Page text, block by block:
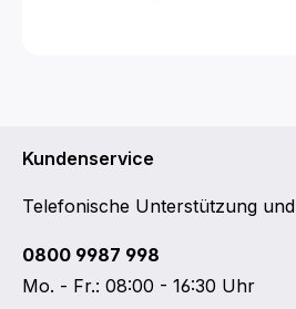
Kundenservice
Telefonische Unterstützung
0800 9987 998
Mo. - Fr.: 08:00 - 16:30 Uhr